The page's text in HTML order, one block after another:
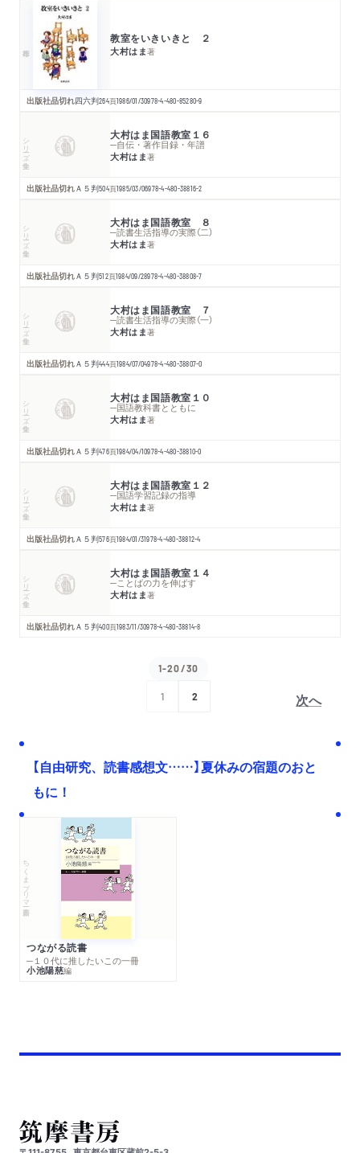
教室をいきいきと ２
大村はま著
出版社品切れ四六判264頁1986/01/30978-4-480-85280-9
シリーズ・全集 大村はま国語教室１６
─自伝・著作目録・年譜
大村はま著
出版社品切れＡ５判504頁1985/03/06978-4-480-38816-2
シリーズ・全集 大村はま国語教室 ８
─読書生活指導の実際（二）
大村はま著
出版社品切れＡ５判512頁1984/09/28978-4-480-38808-7
シリーズ・全集 大村はま国語教室 ７
─読書生活指導の実際（一）
大村はま著
出版社品切れＡ５判444頁1984/07/04978-4-480-38807-0
シリーズ・全集 大村はま国語教室１０
─国語教科書とともに
大村はま著
出版社品切れＡ５判476頁1984/04/10978-4-480-38810-0
シリーズ・全集 大村はま国語教室１２
─国語学習記録の指導
大村はま著
出版社品切れＡ５判576頁1984/01/31978-4-480-38812-4
シリーズ・全集 大村はま国語教室１４
─ことばの力を伸ばす
大村はま著
出版社品切れＡ５判400頁1983/11/30978-4-480-38814-8
1-20/30
1 2 次へ
【自由研究、読書感想文……】夏休みの宿題のおと
もに！
ちくまプリマー新書
つながる読書
─１０代に推したいこの一冊
小池陽慈編